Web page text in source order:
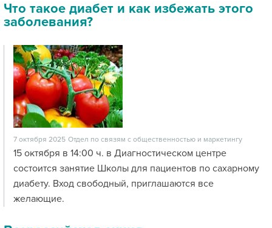
Что такое диабет и как избежать этого
заболевания?
7 октября 2025 Отдел по связям с общественностью и маркетингу
15 октября в 14:00 ч. в Диагностическом центре
состоится занятие Школы для пациентов по сахарному
диабету. Вход свободный, приглашаются все
желающие.